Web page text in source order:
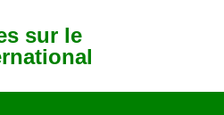
sur le